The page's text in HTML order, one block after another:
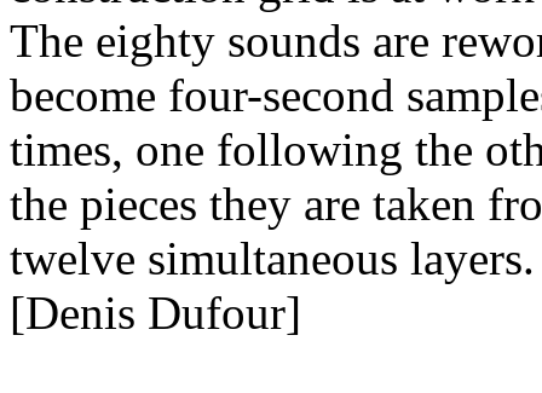
The eighty sounds are
become four-second
times, one following the
the pieces they are taken
twelve simultaneous layers.
[Denis Dufour]